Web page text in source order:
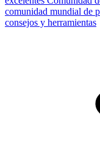
comunidad mundial de
consejos y herramientas